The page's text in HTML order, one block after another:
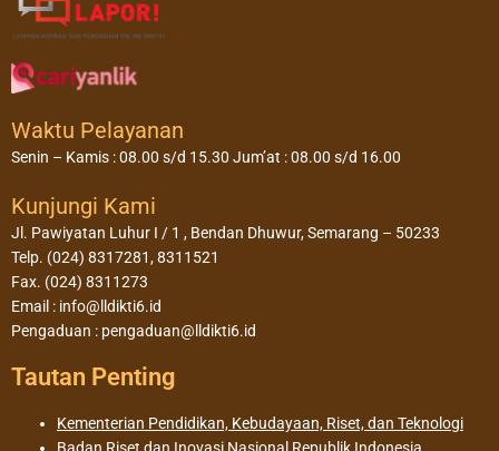
Waktu Pelayanan
Senin – Kamis : 08.00 s/d 15.30 Jum’at : 08.00 s/d 16.00
Kunjungi Kami
Jl. Pawiyatan Luhur I / 1 , Bendan Dhuwur, Semarang – 50233
Telp. (024) 8317281, 8311521
Fax. (024) 8311273
Email : info@lldikti6.id
Pengaduan : pengaduan@lldikti6.id
Tautan Penting
Kementerian Pendidikan, Kebudayaan, Riset, dan Teknologi